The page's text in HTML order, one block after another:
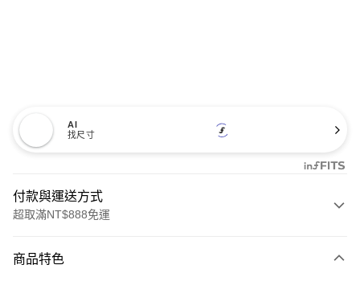
AI
找尺寸
付款與運送方式
超取滿NT$888免運
信用卡一次付款
商品特色